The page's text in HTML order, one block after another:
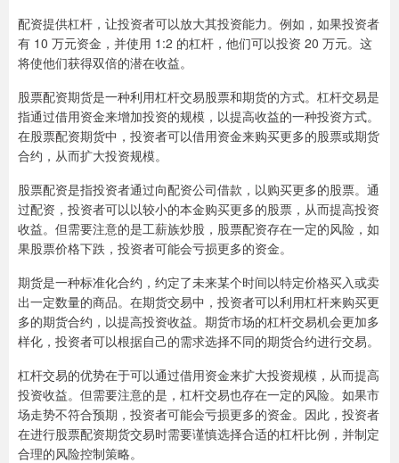
配资提供杠杆，让投资者可以放大其投资能力。例如，如果投资者
有 10 万元资金，并使用 1:2 的杠杆，他们可以投资 20 万元。这
将使他们获得双倍的潜在收益。
股票配资期货是一种利用杠杆交易股票和期货的方式。杠杆交易是
指通过借用资金来增加投资的规模，以提高收益的一种投资方式。
在股票配资期货中，投资者可以借用资金来购买更多的股票或期货
合约，从而扩大投资规模。
股票配资是指投资者通过向配资公司借款，以购买更多的股票。通
过配资，投资者可以以较小的本金购买更多的股票，从而提高投资
收益。但需要注意的是工薪族炒股，股票配资存在一定的风险，如
果股票价格下跌，投资者可能会亏损更多的资金。
期货是一种标准化合约，约定了未来某个时间以特定价格买入或卖
出一定数量的商品。在期货交易中，投资者可以利用杠杆来购买更
多的期货合约，以提高投资收益。期货市场的杠杆交易机会更加多
样化，投资者可以根据自己的需求选择不同的期货合约进行交易。
杠杆交易的优势在于可以通过借用资金来扩大投资规模，从而提高
投资收益。但需要注意的是，杠杆交易也存在一定的风险。如果市
场走势不符合预期，投资者可能会亏损更多的资金。因此，投资者
在进行股票配资期货交易时需要谨慎选择合适的杠杆比例，并制定
合理的风险控制策略。